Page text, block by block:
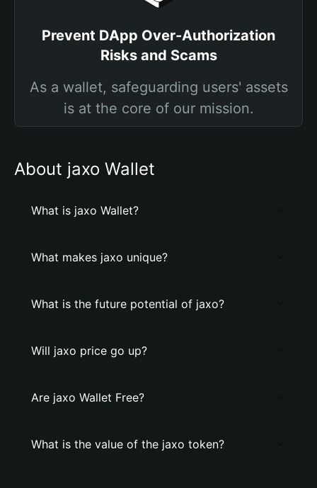
Prevent DApp Over-Authorization
Risks and Scams
As a wallet, safeguarding users' assets
is at the core of our mission.
About jaxo Wallet
What is jaxo Wallet?
What makes jaxo unique?
What is the future potential of jaxo?
Will jaxo price go up?
Are jaxo Wallet Free?
What is the value of the jaxo token?